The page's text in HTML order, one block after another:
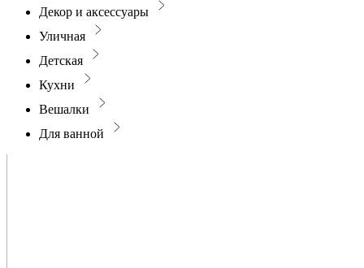
Декор и аксессуары
Уличная
Детская
Кухни
Вешалки
Для ванной